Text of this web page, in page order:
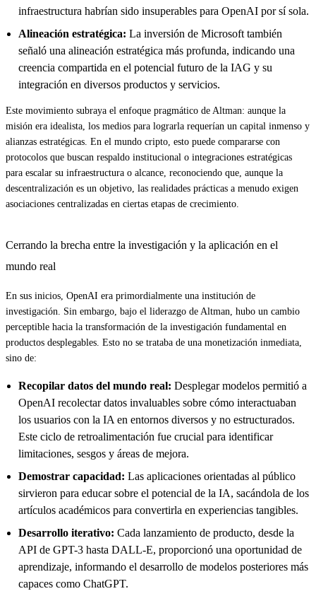
infraestructura habrían sido insuperables para OpenAI por sí sola.
Alineación estratégica: La inversión de Microsoft también
señaló una alineación estratégica más profunda, indicando una
creencia compartida en el potencial futuro de la IAG y su
integración en diversos productos y servicios.
Este movimiento subraya el enfoque pragmático de Altman: aunque la
misión era idealista, los medios para lograrla requerían un capital inmenso y
alianzas estratégicas. En el mundo cripto, esto puede compararse con
protocolos que buscan respaldo institucional o integraciones estratégicas
para escalar su infraestructura o alcance, reconociendo que, aunque la
descentralización es un objetivo, las realidades prácticas a menudo exigen
asociaciones centralizadas en ciertas etapas de crecimiento.
Cerrando la brecha entre la investigación y la aplicación en el
mundo real
En sus inicios, OpenAI era primordialmente una institución de
investigación. Sin embargo, bajo el liderazgo de Altman, hubo un cambio
perceptible hacia la transformación de la investigación fundamental en
productos desplegables. Esto no se trataba de una monetización inmediata,
sino de:
Recopilar datos del mundo real: Desplegar modelos permitió a
OpenAI recolectar datos invaluables sobre cómo interactuaban
los usuarios con la IA en entornos diversos y no estructurados.
Este ciclo de retroalimentación fue crucial para identificar
limitaciones, sesgos y áreas de mejora.
Demostrar capacidad: Las aplicaciones orientadas al público
sirvieron para educar sobre el potencial de la IA, sacándola de los
artículos académicos para convertirla en experiencias tangibles.
Desarrollo iterativo: Cada lanzamiento de producto, desde la
API de GPT-3 hasta DALL-E, proporcionó una oportunidad de
aprendizaje, informando el desarrollo de modelos posteriores más
capaces como ChatGPT.